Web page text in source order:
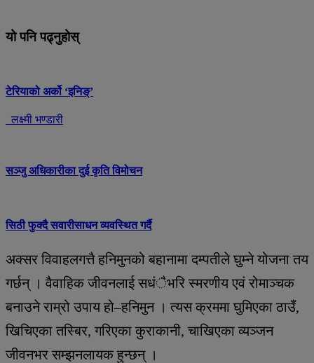
यो पनि पढ्नुहोस्
टेरियाको अर्को ‘इनिङ्’
लक्ष्मी भण्डारी
सञ्जु अधिकारीका दुई कृति विमोचन
सिठी फुक्दै सवारीसाधन व्यवस्थित गर्दै
अक्सर विवाहलगत्तै हनिमुनको बहानामा दम्पतीले घुम्ने योजना तय
गर्छन् । वैवाहिक जीवनलाई सधंैभरि स्मरणीय एवं रोमाञ्चक
बनाउने राम्रो उपाय हो–हनिमुन । त्यस क्रममा घुमिएका ठाउँ,
खिचिएका तस्बिर, गरिएका कुराकानी, चाखिएका व्यञ्जन
जीवनभर सम्झनलायक हुन्छन् ।